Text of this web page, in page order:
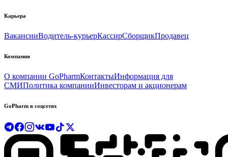
Карьера
ВакансииВодитель-курьерКассирСборщикПродавец
Компания
О компании GoPharmКонтактыИнформация для
СМИПолитика компанииИнвесторам и акционерам
GoPharm в соцсетях